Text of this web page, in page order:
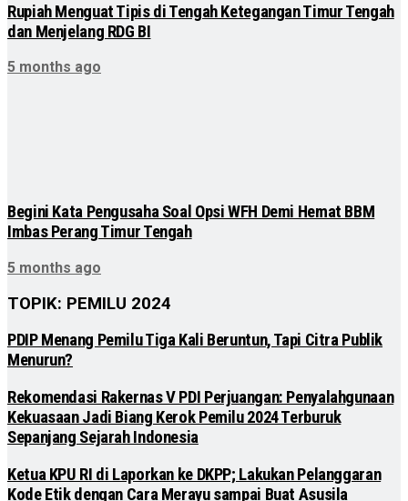
Rupiah Menguat Tipis di Tengah Ketegangan Timur Tengah
dan Menjelang RDG BI
5 months ago
Begini Kata Pengusaha Soal Opsi WFH Demi Hemat BBM
Imbas Perang Timur Tengah
5 months ago
TOPIK: PEMILU 2024
PDIP Menang Pemilu Tiga Kali Beruntun, Tapi Citra Publik
Menurun?
Rekomendasi Rakernas V PDI Perjuangan: Penyalahgunaan
Kekuasaan Jadi Biang Kerok Pemilu 2024 Terburuk
Sepanjang Sejarah Indonesia
Ketua KPU RI di Laporkan ke DKPP; Lakukan Pelanggaran
Kode Etik dengan Cara Merayu sampai Buat Asusila